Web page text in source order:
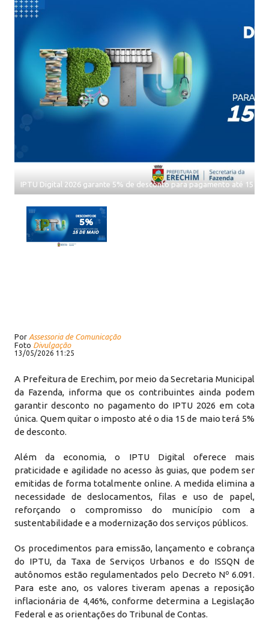
IPTU Digital 2026 garante 5% de desconto para pagamento até 15 de
Por Assessoria de Comunicação
Foto Divulgação
13/05/2026 11:25
A Prefeitura de Erechim, por meio da Secretaria Municipal
da Fazenda, informa que os contribuintes ainda podem
garantir desconto no pagamento do IPTU 2026 em cota
única. Quem quitar o imposto até o dia 15 de maio terá 5%
de desconto.
Além da economia, o IPTU Digital oferece mais
praticidade e agilidade no acesso às guias, que podem ser
emitidas de forma totalmente online. A medida elimina a
necessidade de deslocamentos, filas e uso de papel,
reforçando o compromisso do município com a
sustentabilidade e a modernização dos serviços públicos.
Os procedimentos para emissão, lançamento e cobrança
do IPTU, da Taxa de Serviços Urbanos e do ISSQN de
autônomos estão regulamentados pelo Decreto Nº 6.091.
Para este ano, os valores tiveram apenas a reposição
inflacionária de 4,46%, conforme determina a Legislação
Federal e as orientações do Tribunal de Contas.